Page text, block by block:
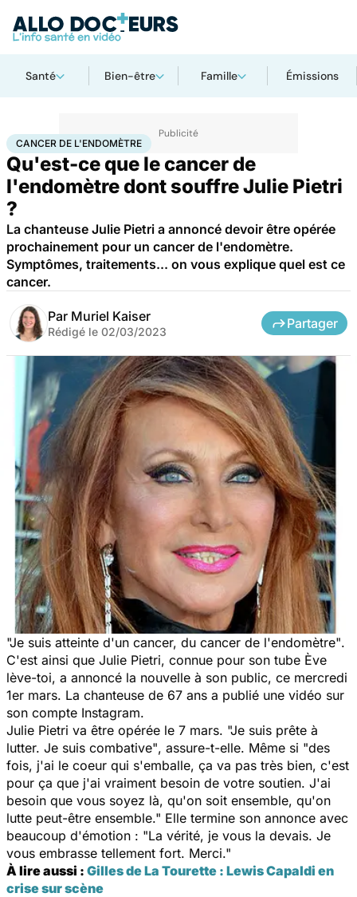
Santé Bien-être Famille Émissions
AccueilSanté MaladiesCancer Cancer de l'endomètre
CANCER DE L'ENDOMÈTRE
Qu'est-ce que le cancer de
l'endomètre dont souffre Julie Pietri
?
La chanteuse Julie Pietri a annoncé devoir être opérée
prochainement pour un cancer de l'endomètre.
Symptômes, traitements... on vous explique quel est ce
cancer.
Par Muriel Kaiser
Rédigé le 02/03/2023
Partager
"Je suis atteinte d'un cancer, du cancer de l'endomètre".
C'est ainsi que Julie Pietri, connue pour son tube Ève
lève-toi, a annoncé la nouvelle à son public, ce mercredi
1er mars. La chanteuse de 67 ans a publié une vidéo sur
son compte Instagram.
Julie Pietri va être opérée le 7 mars. "Je suis prête à
lutter. Je suis combative", assure-t-elle. Même si "des
fois, j'ai le coeur qui s'emballe, ça va pas très bien, c'est
pour ça que j'ai vraiment besoin de votre soutien. J'ai
besoin que vous soyez là, qu'on soit ensemble, qu'on
lutte peut-être ensemble." Elle termine son annonce avec
beaucoup d'émotion : "La vérité, je vous la devais. Je
vous embrasse tellement fort. Merci."
À lire aussi : Gilles de La Tourette : Lewis Capaldi en
crise sur scène